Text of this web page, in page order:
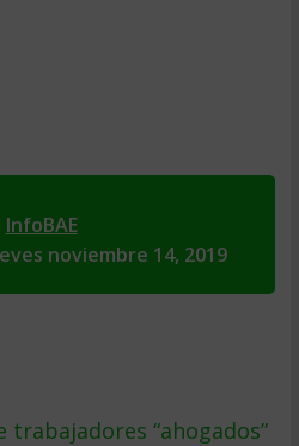
InfoBAE
noviembre 14, 2019
trabajadores “ahogados”